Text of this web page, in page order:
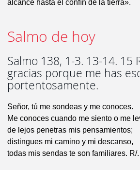
alcance hasta el confín de la tierra».
Salmo de hoy
Salmo 138, 1-3. 13-14. 15
gracias porque me has
portentosamente.
Señor, tú me sondeas y me conoces.
Me conoces cuando me siento o me
de lejos penetras mis pensamientos;
distingues mi camino y mi descanso,
todas mis sendas te son familiares. R/.